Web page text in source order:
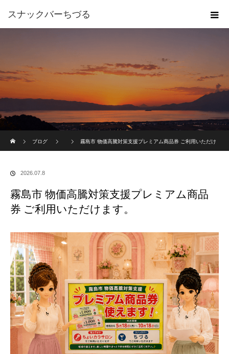
スナックバーちづる
ブログ
霧島市 物価高騰対策支援プレミアム商品券 ご利用いただけ
2026.07.8
霧島市 物価高騰対策支援プレミアム商品
券 ご利用いただけます。